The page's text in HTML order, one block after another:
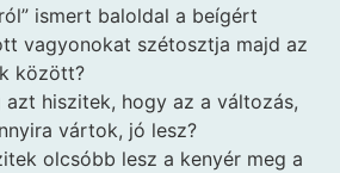
ismert baloldal a beígért
vagyonokat szétosztja majd az
között?
azt hiszitek, hogy az a változás,
vártok, jó lesz?
olcsóbb lesz a kenyér meg a